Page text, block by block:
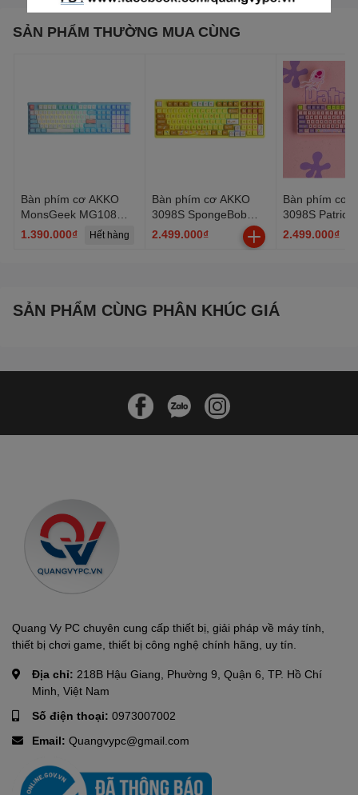
SẢN PHẨM THƯỜNG MUA CÙNG
Bàn phím cơ AKKO
MonsGeek MG108
Doll of Princess (RGB /
1.390.000₫ Hết hàng
Bàn phím cơ AKKO
3098S SpongeBob
(RGB / PBT Dye-
subbed / JDA profile /
2.499.000₫
Bàn phím cơ
3098S Patrick
PBT Dye-
2.499.000₫
SẢN PHẨM CÙNG PHÂN KHÚC GIÁ
Quang Vy PC chuyên cung cấp thiết bị, giải pháp về máy tính,
thiết bị chơi game, thiết bị công nghệ chính hãng, uy tín.
Địa chỉ: 218B Hậu Giang, Phường 9, Quận 6, TP. Hồ Chí
Minh, Việt Nam
Số điện thoại: 0973007002
Email: Quangvypc@gmail.com